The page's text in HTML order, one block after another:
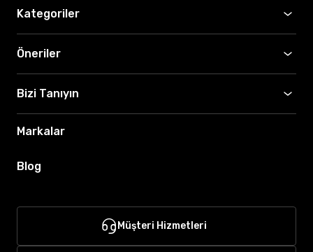
Kategoriler
Öneriler
Bizi Tanıyın
Markalar
Blog
Müşteri Hizmetleri